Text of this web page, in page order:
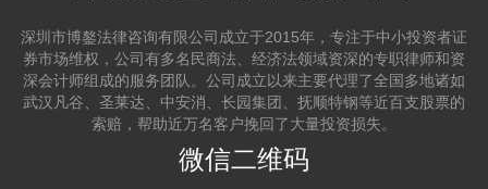
深圳市博鏊法律咨询有限公司成立于2015年，专注于中小投资者证
券市场维权，公司有多名民商法、经济法领域资深的专职律师和资
深会计师组成的服务团队。公司成立以来主要代理了全国多地诸如
武汉凡谷、圣莱达、中安消、长园集团、抚顺特钢等近百支股票的
索赔，帮助近万名客户挽回了大量投资损失。
微信二维码